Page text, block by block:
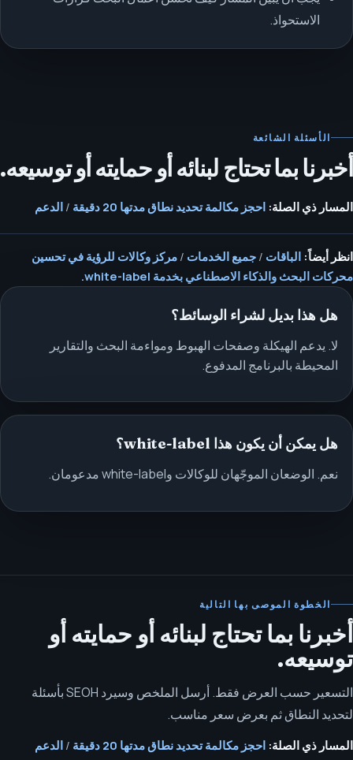
الاستحواذ.
الأسئلة الشائعة
أخبرنا بما تحتاج لبنائه أو حمايته أو توسيعه.
المسار ذي الصلة: احجز مكالمة تحديد نطاق مدتها 20 دقيقة / الدعم
انظر أيضاً: الباقات / جميع الخدمات / مركز وكالات للرؤية في تحسين
محركات البحث والذكاء الاصطناعي بخدمة white-label.
هل هذا بديل لشراء الوسائط؟
لا. يدعم الهيكلة وصفحات الهبوط ومواءمة البحث والتقارير
المحيطة بالبرنامج المدفوع.
هل يمكن أن يكون هذا white-label؟
نعم. الوضعان الموجّهان للوكالات وwhite-label مدعومان.
الخطوة الموصى بها التالية
أخبرنا بما تحتاج لبنائه أو حمايته أو
توسيعه.
التسعير حسب العرض فقط. أرسل الملخص وسيرد SEOH بأسئلة
لتحديد النطاق ثم بعرض سعر مناسب.
المسار ذي الصلة: احجز مكالمة تحديد نطاق مدتها 20 دقيقة / الدعم